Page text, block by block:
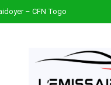
– CFN Togo